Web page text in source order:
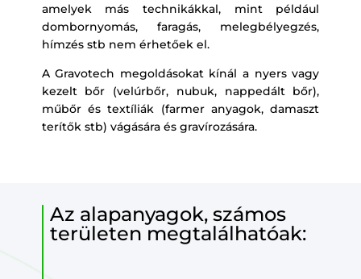
amelyek más technikákkal, mint például
dombornyomás, faragás, melegbélyegzés,
hímzés stb nem érhetőek el.
A Gravotech megoldásokat kínál a nyers vagy
kezelt bőr (velúrbőr, nubuk, nappedált bőr),
műbőr és textíliák (farmer anyagok, damaszt
terítők stb) vágására és gravírozására.
Az alapanyagok, számos
területen megtalálhatóak: